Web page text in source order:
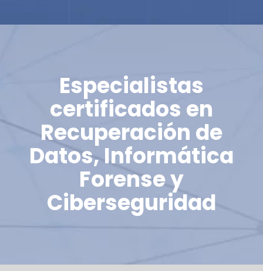
Especialistas
certificados en
Recuperación de
Datos, Informática
Forense y
Ciberseguridad